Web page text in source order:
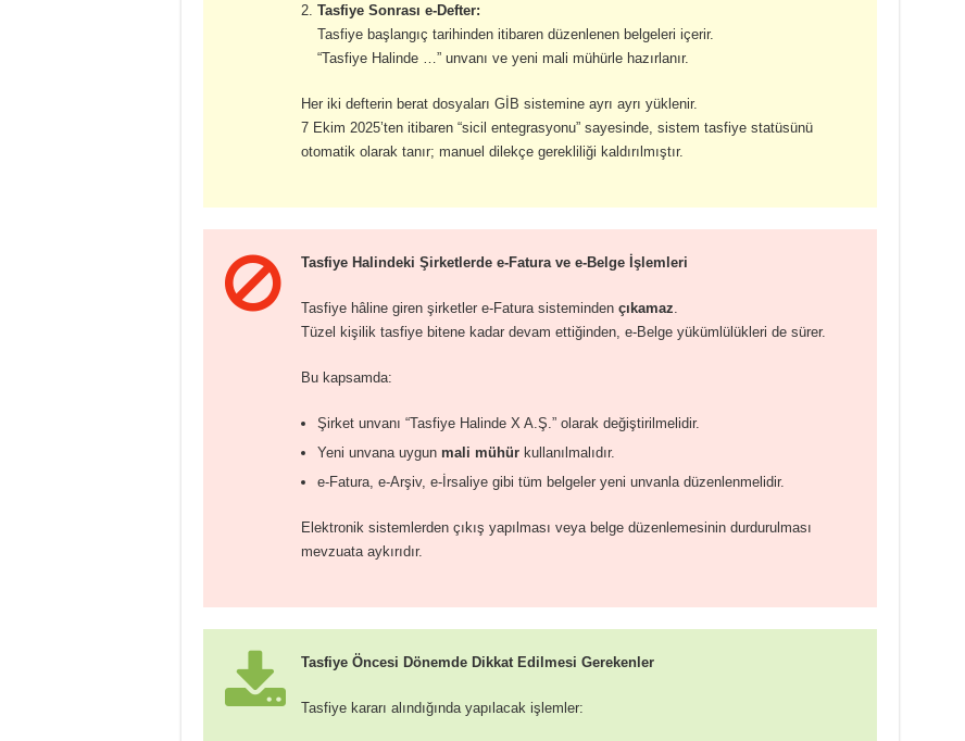
Tasfiye Sonrası e-Defter:
Tasfiye başlangıç tarihinden itibaren düzenlenen belgeleri içerir.
“Tasfiye Halinde …” unvanı ve yeni mali mühürle hazırlanır.
Her iki defterin berat dosyaları GİB sistemine ayrı ayrı yüklenir.
7 Ekim 2025’ten itibaren “sicil entegrasyonu” sayesinde, sistem tasfiye statüsünü
otomatik olarak tanır; manuel dilekçe gerekliliği kaldırılmıştır.
Tasfiye Halindeki Şirketlerde e-Fatura ve e-Belge İşlemleri
Tasfiye hâline giren şirketler e-Fatura sisteminden çıkamaz
Tüzel kişilik tasfiye bitene kadar devam ettiğinden, e-Belge yükümlülükleri de sürer.
Bu kapsamda:
Şirket unvanı “Tasfiye Halinde X A.Ş.” olarak değiştirilmelidir.
Yeni unvana uygun mali mühür kullanılmalıdır.
e-Fatura, e-Arşiv, e-İrsaliye gibi tüm belgeler yeni unvanla düzenlenmelidir.
Elektronik sistemlerden çıkış yapılması veya belge düzenlemesinin durdurulması
mevzuata aykırıdır.
Tasfiye Öncesi Dönemde Dikkat Edilmesi Gerekenler
Tasfiye kararı alındığında yapılacak işlemler: